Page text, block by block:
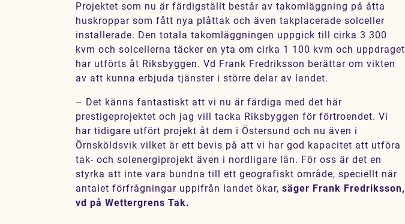
Projektet som nu är färdigställt består av takomläggning på åtta
huskroppar som fått nya plåttak och även takplacerade solceller
installerade. Den totala takomläggningen uppgick till cirka 3 300
kvm och solcellerna täcker en yta om cirka 1 100 kvm och uppdraget
har utförts åt Riksbyggen. Vd Frank Fredriksson berättar om vikten
av att kunna erbjuda tjänster i större delar av landet.
– Det känns fantastiskt att vi nu är färdiga med det här
prestigeprojektet och jag vill tacka Riksbyggen för förtroendet. Vi
har tidigare utfört projekt åt dem i Östersund och nu även i
Örnsköldsvik vilket är ett bevis på att vi har god kapacitet att utföra
tak- och solenergiprojekt även i nordligare län. För oss är det en
styrka att inte vara bundna till ett geografiskt område, speciellt när
antalet förfrågningar uppifrån landet ökar, säger Frank Fredriksson,
vd på Wettergrens Tak.